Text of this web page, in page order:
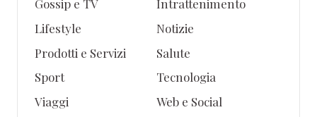
Gossip e TV
Intrattenimento
Lifestyle
Notizie
Prodotti e Servizi
Salute
Sport
Tecnologia
Viaggi
Web e Social